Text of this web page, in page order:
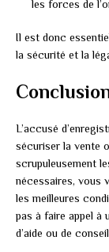
les forces de
Il est donc
la sécurité et la
L’accusé
sécuriser la vente
scrupuleusement
nécessaires, vous
les meilleures
pas à faire appel à
d’aide ou de